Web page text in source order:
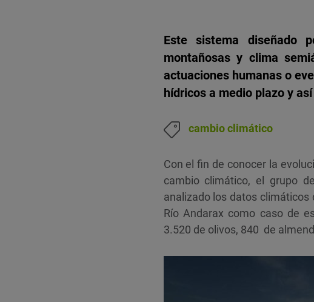
Este sistema diseñado
montañosas y clima
actuaciones humanas o
hídricos a medio plazo y
cambio climático
Con el fin de conocer la
cambio climático, el grupo
analizado los datos climáticos
Río Andarax como caso de
3.520 de olivos, 840 de